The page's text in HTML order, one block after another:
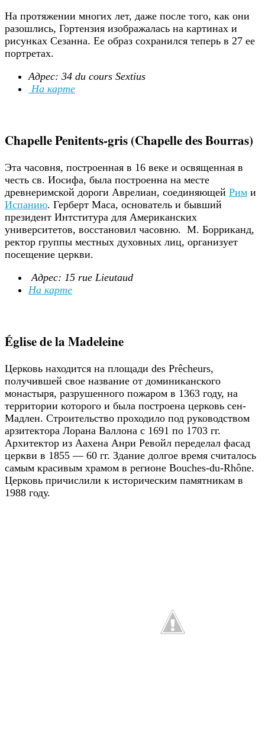
На протяжении многих лет, даже после того, как они
разошлись, Гортензия изображалась на картинах и
рисунках Сезанна. Ее образ сохранился теперь в 27 ее
портретах.
Адрес: 34 du cours Sextius
На карте
Chapelle Penitents-gris (Chapelle des Bourras)
Эта часовня, построенная в 16 веке и освященная в
честь св. Иосифа, была построенна на месте
древнеримской дороги Аврелиан, соединяющей Рим и
Испанию. Герберт Маса, основатель и бывший
президент Интститура для Американских
университетов, восстановил часовню. М. Борриканд,
ректор группы местных духовных лиц, организует
посещение церкви.
Адрес: 15 rue Lieutaud
На карте
Église de la Madeleine
Церковь находится на площади des Prêcheurs,
получившей свое название от доминиканского
монастыря, разрушенного пожаром в 1363 году, на
территории которого и была построена церковь сен-
Мадлен. Строительство проходило под руководством
арзитектора Лорана Валлона с 1691 по 1703 гг.
Архитектор из Аахена Анри Ревойл переделал фасад
церкви в 1855 — 60 гг. Здание долгое время считалось
самым красивым храмом в регионе Bouches-du-Rhône.
Церковь причислили к историческим памятникам в
1988 году.